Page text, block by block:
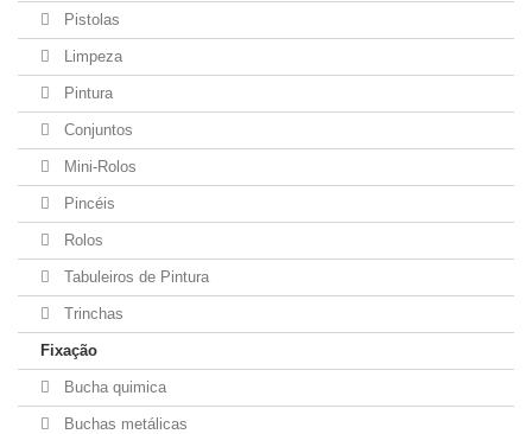
Pistolas
Limpeza
Pintura
Conjuntos
Mini-Rolos
Pincéis
Rolos
Tabuleiros de Pintura
Trinchas
Fixação
Bucha quimica
Buchas metálicas